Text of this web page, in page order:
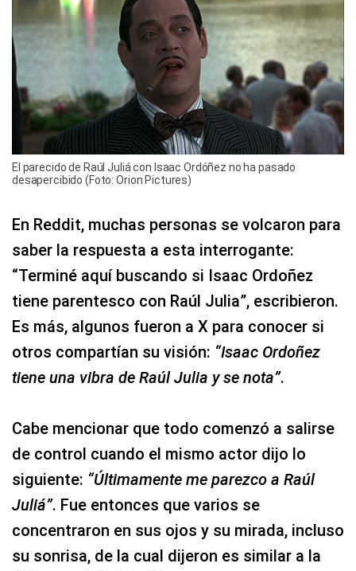
El parecido de Raúl Juliá con Isaac Ordóñez no ha pasado
desapercibido (Foto: Orion Pictures)
En Reddit, muchas personas se volcaron para
saber la respuesta a esta interrogante:
“Terminé aquí buscando si Isaac Ordoñez
tiene parentesco con Raúl Julia”, escribieron.
Es más, algunos fueron a X para conocer si
otros compartían su visión: “Isaac Ordoñez
tiene una vibra de Raúl Julia y se nota”.
Cabe mencionar que todo comenzó a salirse
de control cuando el mismo actor dijo lo
siguiente: “Últimamente me parezco a Raúl
Juliá”. Fue entonces que varios se
concentraron en sus ojos y su mirada, incluso
su sonrisa, de la cual dijeron es similar a la